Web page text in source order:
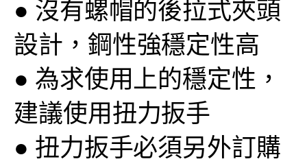
● 沒有螺帽的後拉式夾頭
設計，鋼性強穩定性高
● 為求使用上的穩定性，
建議使用扭力扳手
● 扭力扳手必須另外訂購